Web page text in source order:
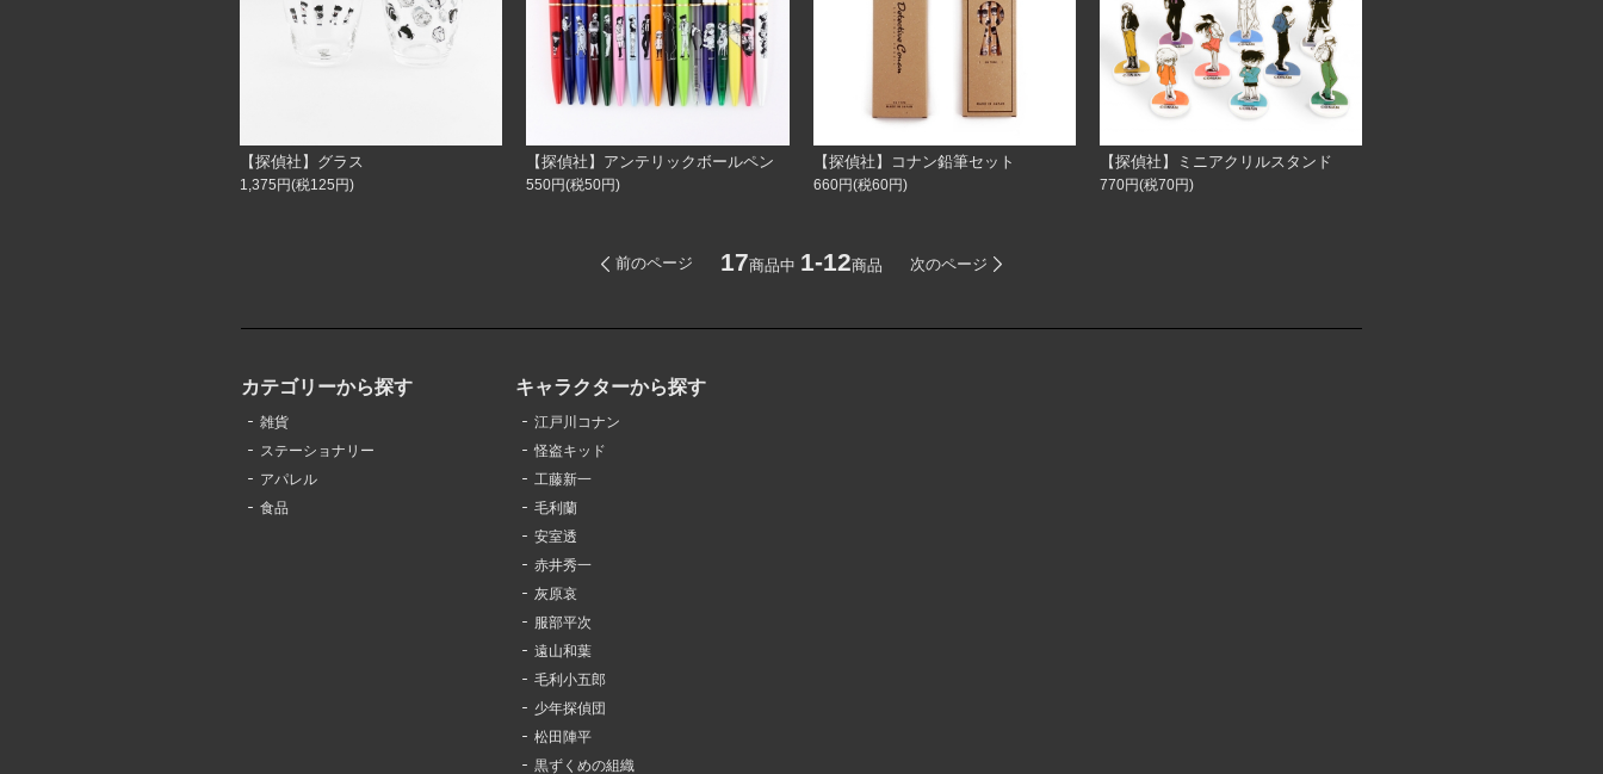
【探偵社】グラス
1,375円(税125円)
【探偵社】アンテリックボールペン
550円(税50円)
【探偵社】コナン鉛筆セット
660円(税60円)
【探偵社】ミニアクリルスタンド
770円(税70円)
前のページ 17商品中 1-12商品 次のページ
カテゴリーから探す
雑貨
ステーショナリー
アパレル
食品
キャラクターから探す
江戸川コナン
怪盗キッド
工藤新一
毛利蘭
安室透
赤井秀一
灰原哀
服部平次
遠山和葉
毛利小五郎
少年探偵団
松田陣平
黒ずくめの組織